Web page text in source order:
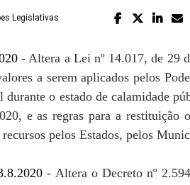
Legislativas
- Altera a Lei nº 14.017, de 29
a serem aplicados pelos
durante o estado de calamidade
e as regras para a restituição
pelos Estados, pelos
-Altera o Decreto nº